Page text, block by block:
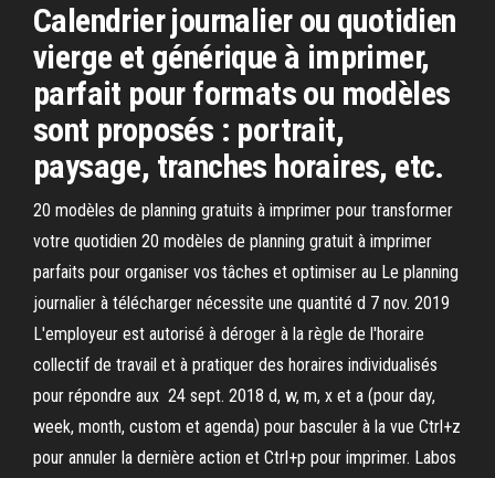
Calendrier journalier ou quotidien
vierge et générique à imprimer,
parfait pour formats ou modèles
sont proposés : portrait,
paysage, tranches horaires, etc.
20 modèles de planning gratuits à imprimer pour transformer
votre quotidien 20 modèles de planning gratuit à imprimer
parfaits pour organiser vos tâches et optimiser au Le planning
journalier à télécharger nécessite une quantité d 7 nov. 2019
L'employeur est autorisé à déroger à la règle de l'horaire
collectif de travail et à pratiquer des horaires individualisés
pour répondre aux 24 sept. 2018 d, w, m, x et a (pour day,
week, month, custom et agenda) pour basculer à la vue Ctrl+z
pour annuler la dernière action et Ctrl+p pour imprimer. Labos